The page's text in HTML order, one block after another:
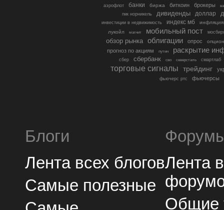
аэрофлот банки биржа биткоин брокеры
гмк норникель
дивиденды доллар
инвестиции в недвижимость индекс мб
инфляция
лукойл
магнит мобильный пост
обзор рынка облигации опрос
прогноз по акциям путин раскрытие
сбер сбербанк сво северсталь смартлаб
торговые сигналы трейдинг
фьючерс ртс фьючерсы
Блоги
Лента всех блогов
Самые полезные
Лента
Общие